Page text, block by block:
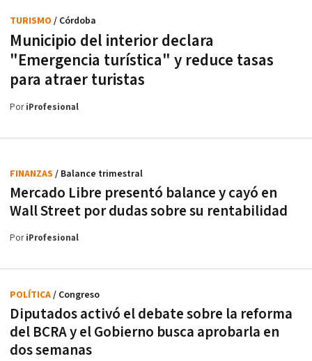
Municipio del interior declara
"Emergencia turística" y reduce tasas
para atraer turistas
TURISMO / Córdoba
PoriProfesional
Mercado Libre presentó balance y cayó en
Wall Street por dudas sobre su rentabilidad
FINANZAS / Balance trimestral
PoriProfesional
Diputados activó el debate sobre la reforma
del BCRA y el Gobierno busca aprobarla en
dos semanas
POLÍTICA/ Congreso